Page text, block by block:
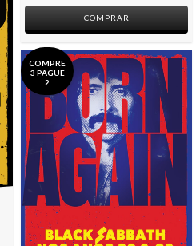
COMPRAR
COMPRE
3 PAGUE
2